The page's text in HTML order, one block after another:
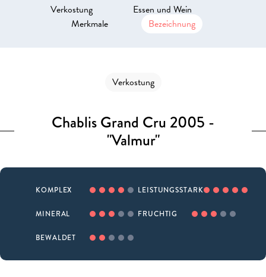
Verkostung
Essen und Wein
Merkmale
Bezeichnung
Verkostung
Chablis Grand Cru 2005 -
"Valmur"
KOMPLEX LEISTUNGSSTARK
MINERAL FRUCHTIG
BEWALDET